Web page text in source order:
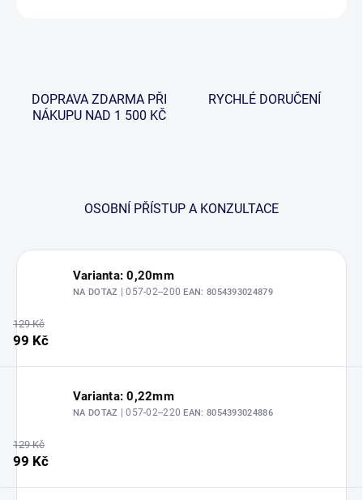
DOPRAVA ZDARMA PŘI
NÁKUPU NAD 1 500 KČ
RYCHLÉ DORUČENÍ
OSOBNÍ PŘÍSTUP A KONZULTACE
Varianta: 0,20mm
NA DOTAZ | 057-02--200EAN: 8054393024879
129 Kč
99 Kč
Varianta: 0,22mm
NA DOTAZ | 057-02--220EAN: 8054393024886
129 Kč
99 Kč